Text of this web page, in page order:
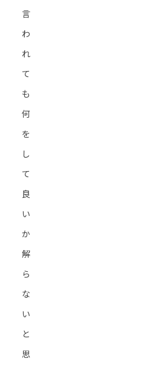
言
わ
れ
て
も
何
を
し
て
良
い
か
解
ら
な
い
と
思